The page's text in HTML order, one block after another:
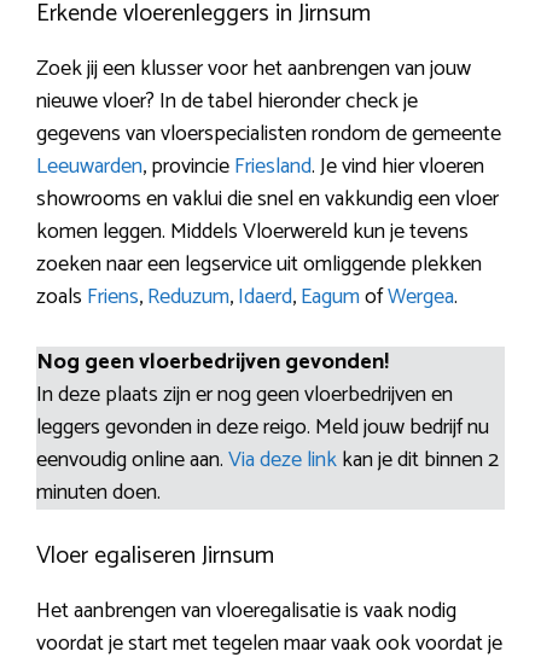
Erkende vloerenleggers in Jirnsum
Zoek jij een klusser voor het aanbrengen van jouw
nieuwe vloer? In de tabel hieronder check je
gegevens van vloerspecialisten rondom de gemeente
Leeuwarden, provincieFriesland. Je vind hier vloeren
showrooms en vaklui die snel en vakkundig een vloer
komen leggen. Middels Vloerwereld kun je tevens
zoeken naar een legservice uit omliggende plekken
zoals Friens,Reduzum,Idaerd,EagumofWergea.
Nog geen vloerbedrijven gevonden!
In deze plaats zijn er nog geen vloerbedrijven en
leggers gevonden in deze reigo. Meld jouw bedrijf nu
eenvoudig online aan.Via deze linkkan je dit binnen 2
minuten doen.
Vloer egaliseren Jirnsum
Het aanbrengen van vloeregalisatie is vaak nodig
voordat je start met tegelen maar vaak ook voordat je